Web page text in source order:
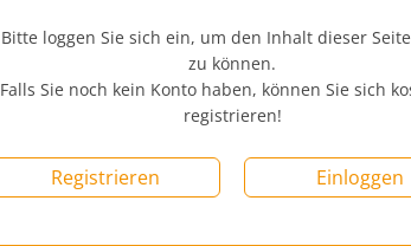
Bitte loggen Sie sich ein, um den Inhalt dieser
zu können.
Falls Sie noch kein Konto haben, können Sie sich
registrieren!
Registrieren Einloggen